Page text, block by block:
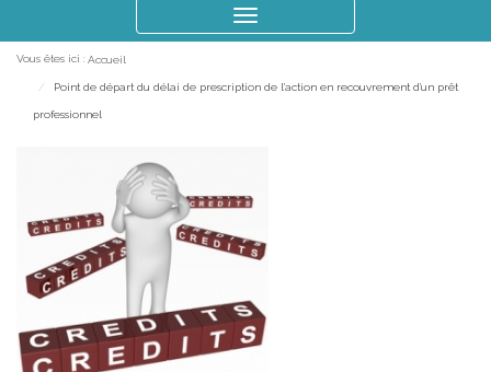
le
Vous êtes ici : Accueil
Point de départ du délai de prescription de l'action en recouvrement d'un prêt
professionnel